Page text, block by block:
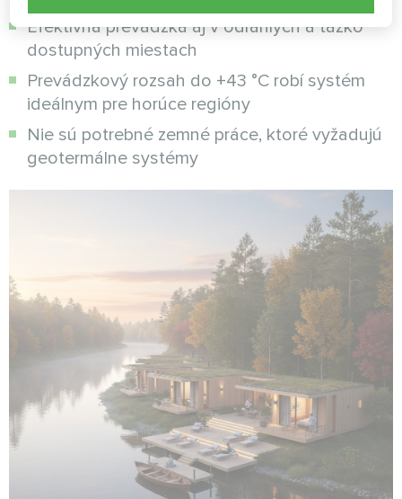
Efektívna prevádzka aj v odľahlých a ťažko
dostupných miestach
Prevádzkový rozsah do +43 °C robí systém
ideálnym pre horúce regióny
Nie sú potrebné zemné práce, ktoré vyžadujú
geotermálne systémy